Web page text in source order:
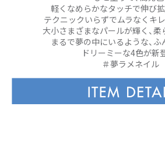
軽くなめらかなタッチで伸び拡
テクニックいらずでムラなくキ
大小さまざまなパールが輝く、
まるで夢の中にいるような、
ドリーミーな4色が新
＃夢ラメネイル